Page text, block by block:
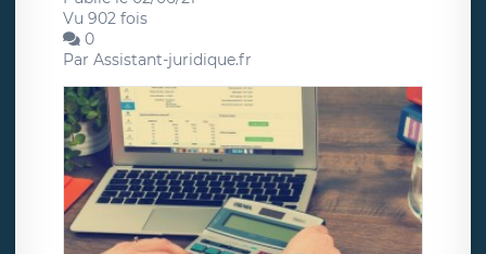
Vu 902 fois
0
Par Assistant-juridique.fr